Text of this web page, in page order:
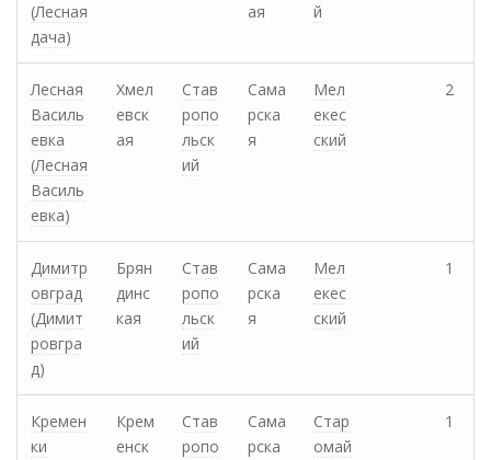
(Лесная
дача)
ая
й
Лесная
Василь
евка
(Лесная
Василь
евка)
Хмел
евск
ая
Став
ропо
льск
ий
Сама
рска
я
Мел
екес
ский
2
Димитр
овград
(Димит
ровгра
д)
Брян
динс
кая
Став
ропо
льск
ий
Сама
рска
я
Мел
екес
ский
1
Кремен
ки
Крем
енск
Став
ропо
Сама
рска
Стар
омай
1